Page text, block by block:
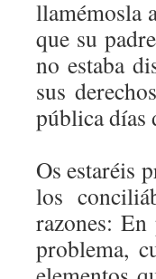
llamémosla
que su
no estaba
sus
pública días
Os estaréis
los
razones:
problema,